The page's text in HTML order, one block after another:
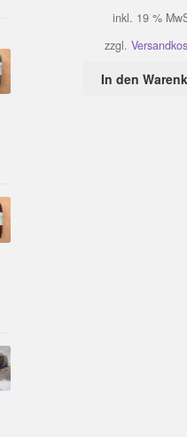
inkl. 19 %
zzgl.
In den